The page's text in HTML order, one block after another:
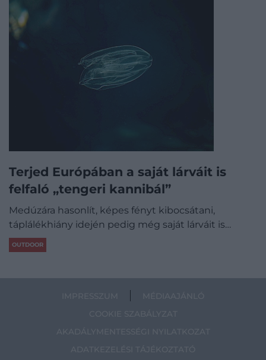
Terjed Európában a saját lárváit is
felfaló „tengeri kannibál”
Medúzára hasonlít, képes fényt kibocsátani,
táplálékhiány idején pedig még saját lárváit is…
OUTDOOR